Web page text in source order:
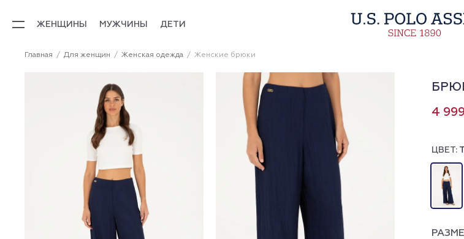
ЖЕНЩИНЫ МУЖЧИНЫ ДЕТИ
Главная Для женщин Женская одежда Женские брюки
4
ЦВЕТ: